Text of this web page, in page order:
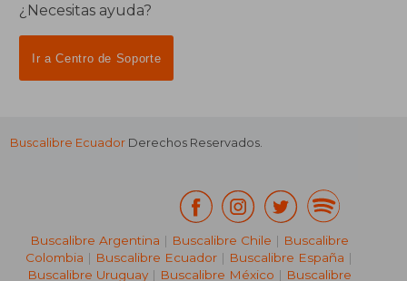
¿Necesitas ayuda?
Ir a Centro de Soporte
Buscalibre Ecuador Derechos Reservados.
Buscalibre Argentina | Buscalibre Chile | Buscalibre
Colombia | Buscalibre Ecuador | Buscalibre España |
Buscalibre Uruguay| Buscalibre México | Buscalibre